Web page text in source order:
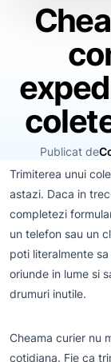
Publicat de
Trimiterea unui
astazi. Daca in
completezi
un telefon sau un
poti literalmente
oriunde in lume si
drumuri inutile.
Cheama curier nu
cotidiana. Fie ca